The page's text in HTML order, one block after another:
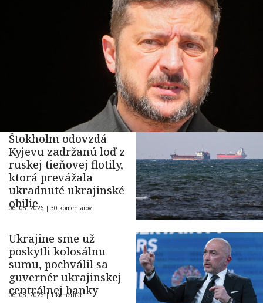
Štokholm odovzdá
Kyjevu zadržanú loď z
ruskej tieňovej flotily,
ktorá prevážala
ukradnuté ukrajinské
obilie
06. 08. 2026 | 30 komentárov
Ukrajine sme už
poskytli kolosálnu
sumu, pochválil sa
guvernér ukrajinskej
centrálnej banky
06. 08. 2026 |1 komentár